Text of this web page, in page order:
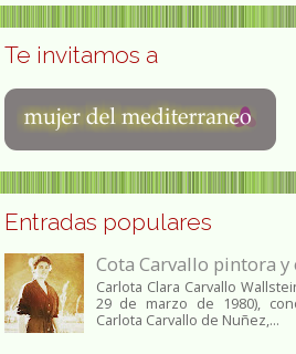
Te invitamos a
Entradas populares
Cota Carvallo pintora
Carlota Clara Carvallo
29 de marzo de 1980),
Carlota Carvallo de Nuñez,...